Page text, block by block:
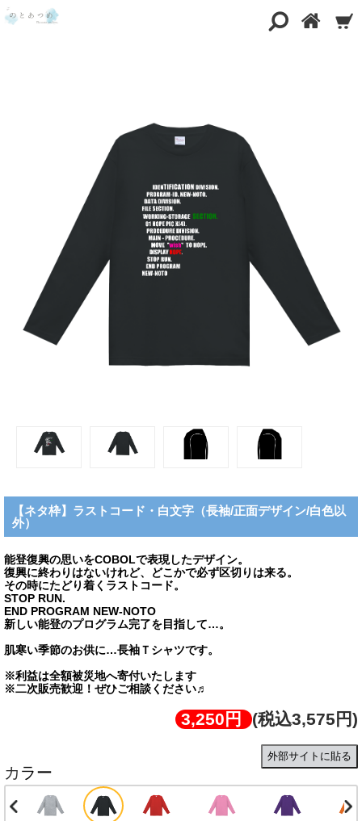
【ネタ枠】ラストコード・白文字（長袖/正面デザイン/白色以
外）
能登復興の思いをCOBOLで表現したデザイン。
復興に終わりはないけれど、どこかで必ず区切りは来る。
その時にたどり着くラストコード。
STOP RUN.
END PROGRAM NEW-NOTO
新しい能登のプログラム完了を目指して…。
肌寒い季節のお供に…長袖Ｔシャツです。
※利益は全額被災地へ寄付いたします
※二次販売歓迎！ぜひご相談ください♬
3,250円 (税込3,575円)
外部サイトに貼る
カラー